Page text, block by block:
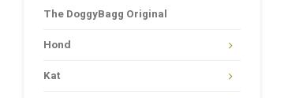
The DoggyBagg Original
Hond
Kat